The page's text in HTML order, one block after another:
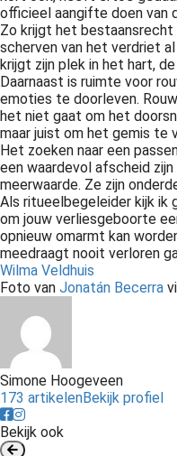
officieel aangifte doen van
Zo krijgt het bestaansrecht
scherven van het verdriet
krijgt zijn plek in het hart,
Daarnaast is ruimte voor
emoties te doorleven.
het niet gaat om het
maar juist om het gemis te
Het zoeken naar een
een waardevol afscheid
meerwaarde. Ze zijn
Als ritueelbegeleider kijk ik
om jouw verliesgeboorte
opnieuw omarmt kan
meedraagt nooit verloren
Wilma Veldhuis
Foto van Jonatán Becerra
Simone Hoogeveen
173 artikelenBekijk profiel
Bekijk ook